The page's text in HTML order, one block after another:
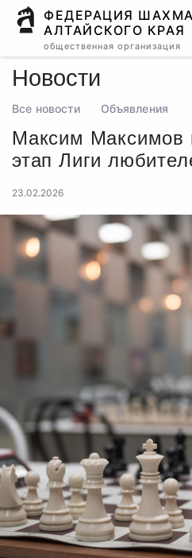
ФЕДЕРАЦИЯ
АЛТАЙСКОГО КРАЯ
общественная организация
Новости
Все новости Объявления
Максим Максимов
этап Лиги
23.02.2026